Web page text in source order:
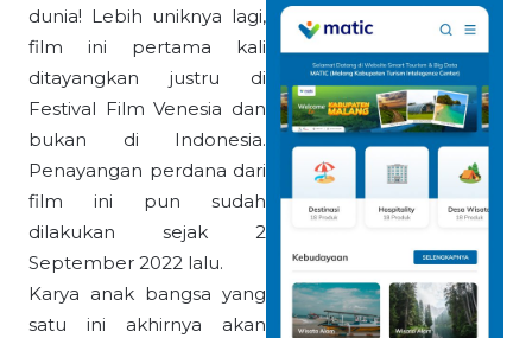
dunia! Lebih uniknya lagi,
film ini pertama kali
ditayangkan justru di
Festival Film Venesia dan
bukan di Indonesia.
Penayangan perdana dari
film ini pun sudah
dilakukan sejak 2
September 2022 lalu.
Karya anak bangsa yang
satu ini akhirnya akan